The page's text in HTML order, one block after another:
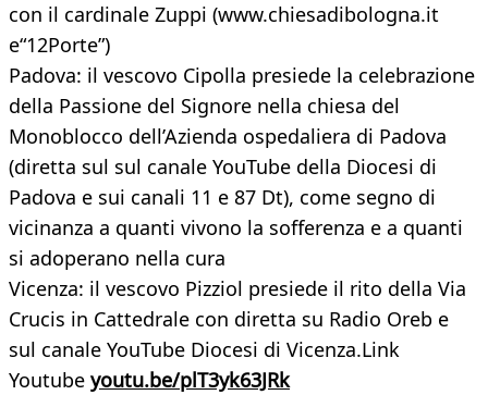
con il cardinale Zuppi (www.chiesadibologna.it
e“12Porte”)
Padova: il vescovo Cipolla presiede la celebrazione
della Passione del Signore nella chiesa del
Monoblocco dell’Azienda ospedaliera di Padova
(diretta sul sul canale YouTube della Diocesi di
Padova e sui canali 11 e 87 Dt), come segno di
vicinanza a quanti vivono la sofferenza e a quanti
si adoperano nella cura
Vicenza: il vescovo Pizziol presiede il rito della Via
Crucis in Cattedrale con diretta su Radio Oreb e
sul canale YouTube Diocesi di Vicenza.Link
Youtube youtu.be/plT3yk63JRk